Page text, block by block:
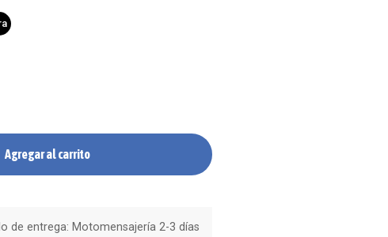
Agregar al carrito
de entrega: Motomensajería 2-3 días